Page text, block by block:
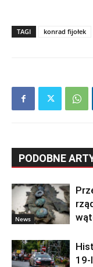
TAGI konrad fijołek
PODOBNE
News
19-